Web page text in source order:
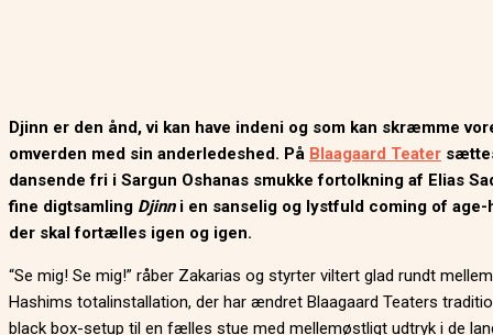
Djinn er den ånd, vi kan have indeni og som kan skræmme
omverden med sin anderledeshed. På Blaagaard Teater
dansende fri i Sargun Oshanas smukke fortolkning af Elias
fine digtsamling Djinni en sanselig og lystfuld coming of age-
der skal fortælles igen og igen.
“Se mig! Se mig!” råber Zakarias og styrter viltert glad rundt
Hashims totalinstallation, der har ændret Blaagaard Teaters
black box-setup til en fælles stue med mellemøstligt udtryk i de